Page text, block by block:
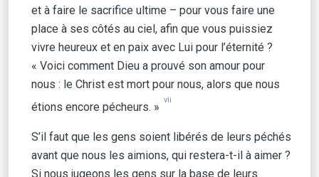
et à faire le sacrifice ultime – pour vous faire une
place à ses côtés au ciel, afin que vous puissiez
vivre heureux et en paix avec Lui pour l’éternité ?
« Voici comment Dieu a prouvé son amour pour
nous : le Christ est mort pour nous, alors que nous
étions encore pécheurs. »
vii
S’il faut que les gens soient libérés de leurs péchés
avant que nous les aimions, qui restera-t-il à aimer ?
Si nous jugeons les gens sur la base de leurs